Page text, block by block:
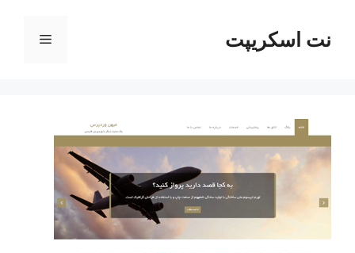
محتوانت اسکریپت فهرست